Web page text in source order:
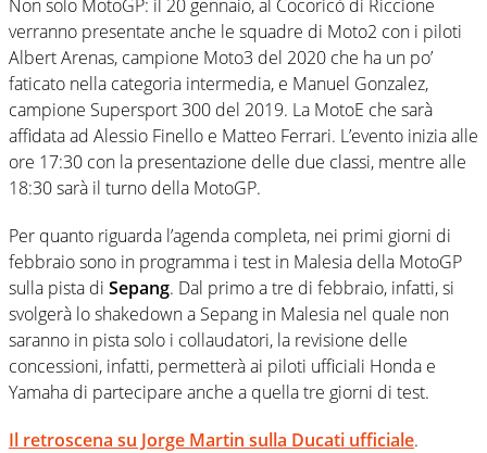
Non solo MotoGP: il 20 gennaio, al Cocoricò di Riccione
verranno presentate anche le squadre di Moto2 con i piloti
Albert Arenas, campione Moto3 del 2020 che ha un po’
faticato nella categoria intermedia, e Manuel Gonzalez,
campione Supersport 300 del 2019. La MotoE che sarà
affidata ad Alessio Finello e Matteo Ferrari. L’evento inizia alle
ore 17:30 con la presentazione delle due classi, mentre alle
18:30 sarà il turno della MotoGP.
Per quanto riguarda l’agenda completa, nei primi giorni di
febbraio sono in programma i test in Malesia della MotoGP
sulla pista di Sepang. Dal primo a tre di febbraio, infatti, si
svolgerà lo shakedown a Sepang in Malesia nel quale non
saranno in pista solo i collaudatori, la revisione delle
concessioni, infatti, permetterà ai piloti ufficiali Honda e
Yamaha di partecipare anche a quella tre giorni di test.
Il retroscena su Jorge Martin sulla Ducati ufficiale.